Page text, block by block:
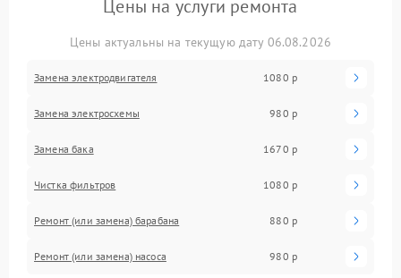
Цены на услуги ремонта
Цены актуальны на текущую дату 06.08.2026
Замена электродвигателя 1080 р
Замена электросхемы 980 р
Замена бака 1670 р
Чистка фильтров 1080 р
Ремонт (или замена) барабана 880 р
Ремонт (или замена) насоса 980 р